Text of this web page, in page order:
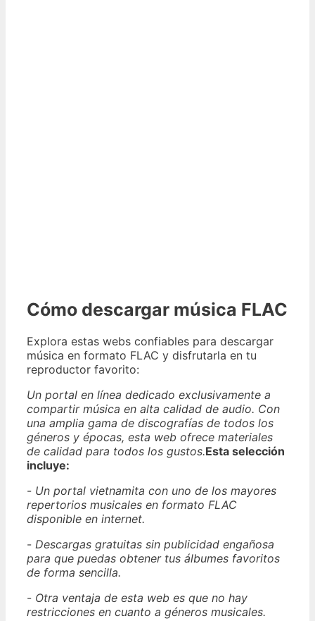
Cómo descargar música FLAC
Explora estas webs confiables para descargar
música en formato FLAC y disfrutarla en tu
reproductor favorito:
Un portal en línea dedicado exclusivamente a
compartir música en alta calidad de audio. Con
una amplia gama de discografías de todos los
géneros y épocas, esta web ofrece materiales
de calidad para todos los gustos.Esta selección
incluye:
- Un portal vietnamita con uno de los mayores
repertorios musicales en formato FLAC
disponible en internet.
- Descargas gratuitas sin publicidad engañosa
para que puedas obtener tus álbumes favoritos
de forma sencilla.
- Otra ventaja de esta web es que no hay
restricciones en cuanto a géneros musicales.